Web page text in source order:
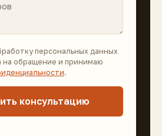
персональных данных
на обращение и принимаю
.
консультацию